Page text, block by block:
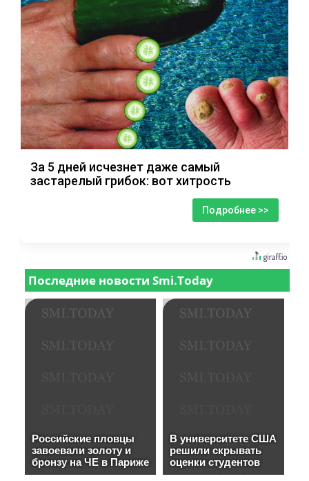
За 5 дней исчезнет даже самый
застарелый грибок: вот хитрость
Подробнее >>